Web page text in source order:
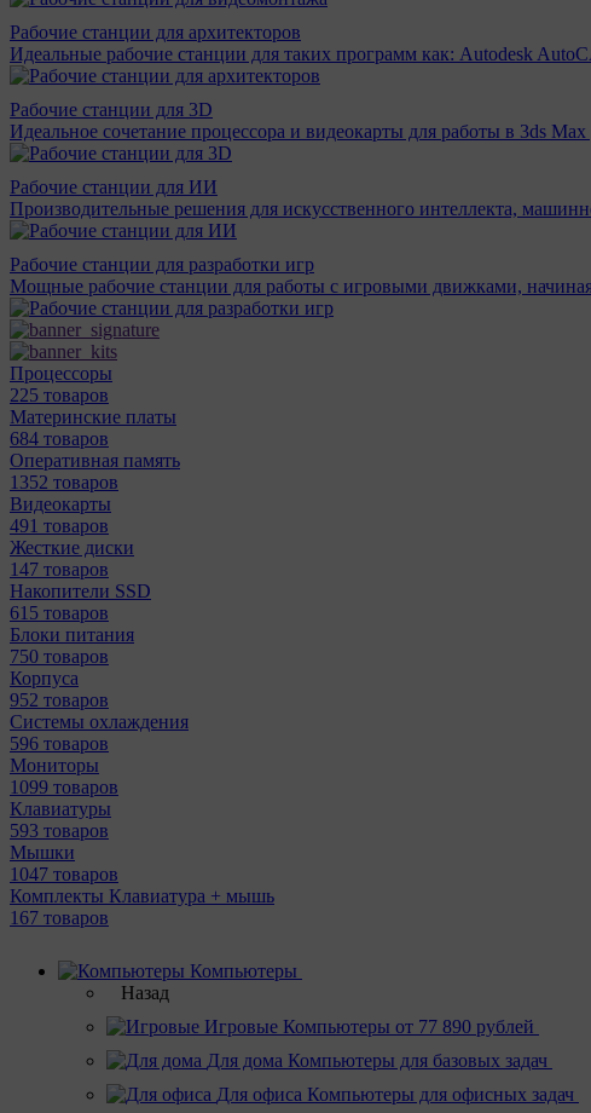
Рабочие станции для архитекторов
Идеальные рабочие станции для таких программ как: Autodesk
Рабочие станции для 3D
Идеальное сочетание процессора и видеокарты для работы в 3ds
Рабочие станции для ИИ
Производительные решения для искусственного интеллекта,
Рабочие станции для разработки игр
Мощные рабочие станции для работы с игровыми движками,
Процессоры
225 товаров
Материнcкие платы
684 товаров
Оперативная память
1352 товаров
Видеокарты
491 товаров
Жесткие диски
147 товаров
Накопители SSD
615 товаров
Блоки питания
750 товаров
Корпуса
952 товаров
Системы охлаждения
596 товаров
Мониторы
1099 товаров
Клавиатуры
593 товаров
Мышки
1047 товаров
Комплекты Клавиатура + мышь
167 товаров
Компьютеры
Назад
Игровые Компьютеры от 77 890 рублей
Для дома Компьютеры для базовых задач
Для офиса Компьютеры для офисных задач